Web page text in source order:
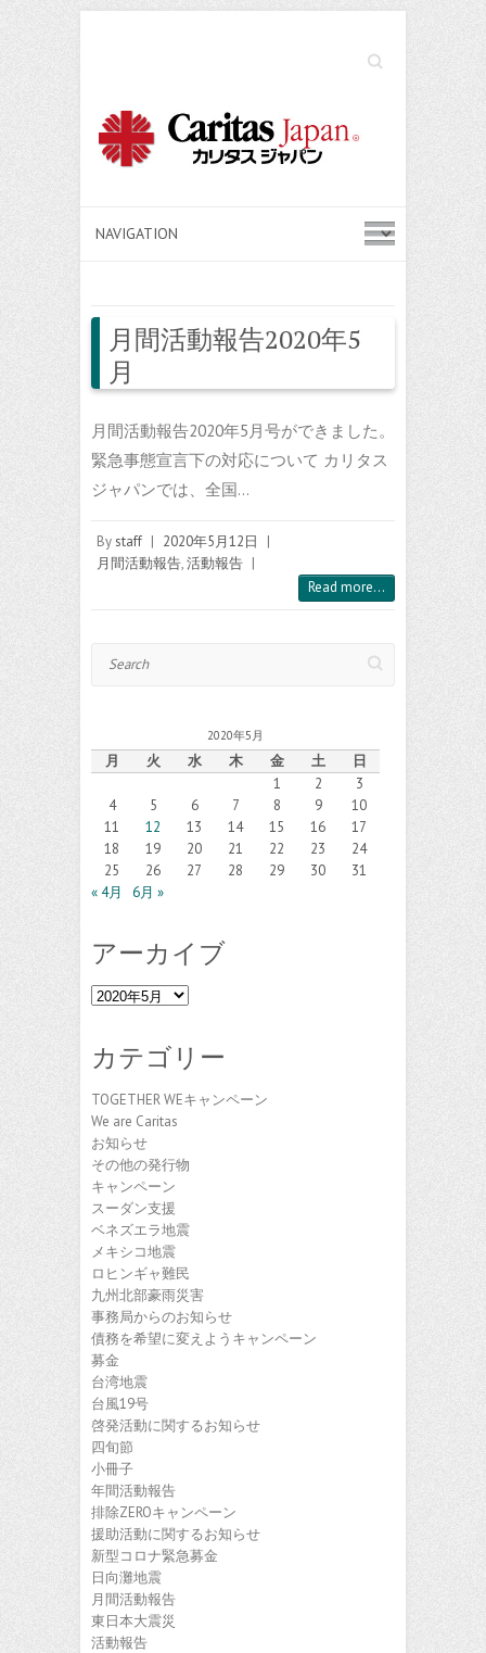
Search
月間活動報告2020年5
月
月間活動報告2020年5月号ができました。
緊急事態宣言下の対応について カリタス
ジャパンでは、全国…
Bystaff | 2020年5月12日
|
月間活動報告,活動報告 |
Read more...
2020年5月
月 火 水 木 金 土
日
1
2
3
4
5 6 7 8 9
10
11
12 13 14 15 16
17
18
19 20 21 22 23
24
25
26 27 28 29 30
31
« 4月
6月 »
アーカイブ
ア
イ
カテゴリー
TOGETHER WEキャンペーン
We are Caritas
お知らせ
その他の発行物
キャンペーン
スーダン支援
ベネズエラ地震
メキシコ地震
ロヒンギャ難民
九州北部豪雨災害
事務局からのお知らせ
債務を希望に変えようキャンペーン
募金
台湾地震
台風19号
啓発活動に関するお知らせ
四旬節
小冊子
年間活動報告
排除ZEROキャンペーン
援助活動に関するお知らせ
新型コロナ緊急募金
日向灘地震
月間活動報告
東日本大震災
活動報告